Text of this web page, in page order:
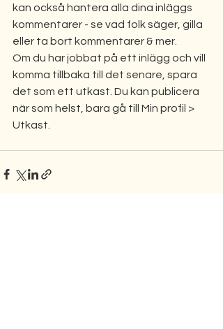
kan också hantera alla dina inläggs
kommentarer - se vad folk säger, gilla
eller ta bort kommentarer & mer.
Om du har jobbat på ett inlägg och vill
komma tillbaka till det senare, spara
det som ett utkast. Du kan publicera
när som helst, bara gå till Min profil >
Utkast.